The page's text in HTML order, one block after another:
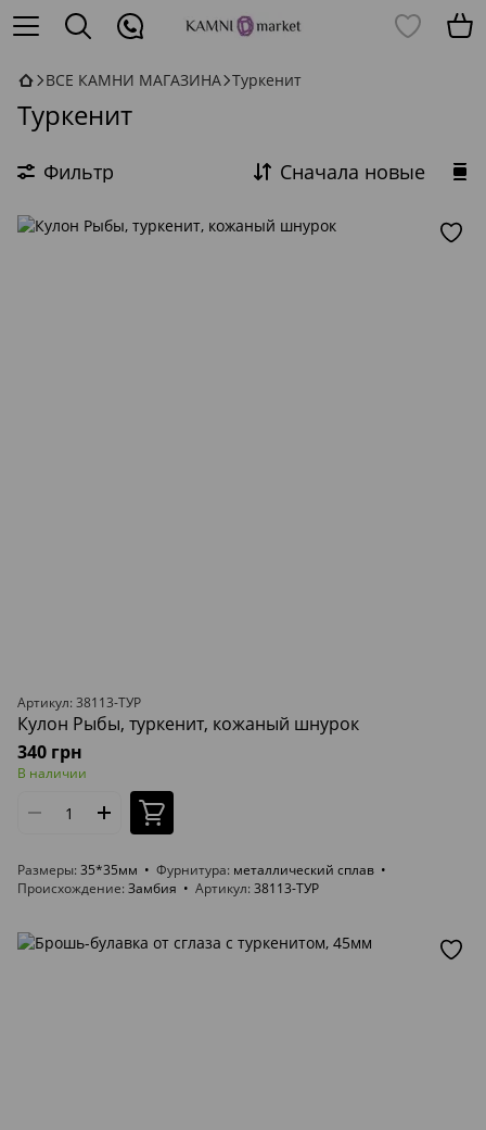
ВСЕ КАМНИ МАГАЗИНА Туркенит
Туркенит
Фильтр Сначала новые
Артикул: 38113-ТУР
Кулон Рыбы, туркенит, кожаный шнурок
340 грн
В наличии
Размеры 35*35мм Фурнитура металлический сплав
Происхождение Замбия Артикул 38113-ТУР